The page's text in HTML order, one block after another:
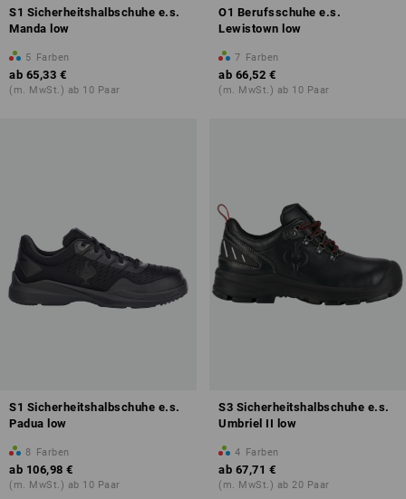
S1 Sicherheitshalbschuhe e.s.
Manda low
5 Farben
ab 65,33 €
(m. MwSt.) ab 10 Paar
O1 Berufsschuhe e.s.
Lewistown low
7 Farben
ab 66,52 €
(m. MwSt.) ab 10 Paar
S1 Sicherheitshalbschuhe e.s.
Padua low
8 Farben
ab 106,98 €
(m. MwSt.) ab 10 Paar
S3 Sicherheitshalbschuhe e.s.
Umbriel II low
4 Farben
ab 67,71 €
(m. MwSt.) ab 20 Paar